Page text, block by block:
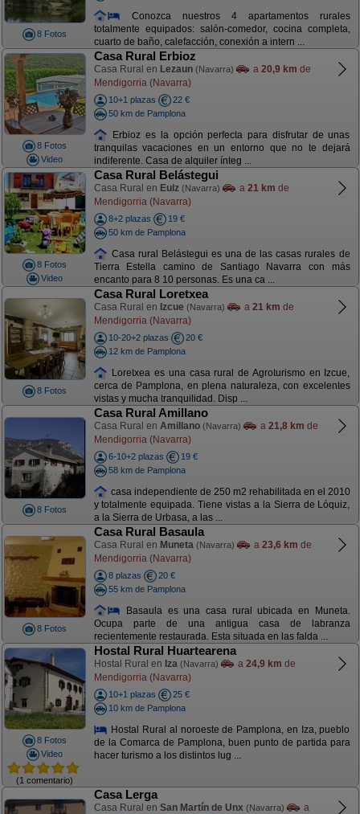
8 Fotos
Conozca nuestros 4 apartamentos rurales
totalmente equipados: salón-comedor, cocina completa,
cuarto de baño, calefacción, conexión a intern ...
8 Fotos
Video
Casa Rural Erbioz
Casa Rural en Lezaun (Navarra) a 20,9 km de
Mendigorria (Navarra)
10+1 plazas
22 €
50 km de Pamplona
Erbioz es la opción perfecta para disfrutar de unas
tranquilas vacaciones en un entorno que no te dejará
indiferente. Casa de alquiler ínteg ...
8 Fotos
Video
Casa Rural Belástegui
Casa Rural en Eulz (Navarra) a 21 km de
Mendigorria (Navarra)
8+2 plazas
19 €
50 km de Pamplona
Casa rural Belástegui es una de las casas rurales de
Tierra Estella camino de Santiago Navarra con más
encanto para 8 10 personas. Es una ca ...
8 Fotos
Casa Rural Loretxea
Casa Rural en Izcue (Navarra) a 21 km de
Mendigorria (Navarra)
10-20+2 plazas
20 €
12 km de Pamplona
Loretxea es una casa rural de Agroturismo en Izcue,
cerca de Pamplona, en plena naturaleza, con excelentes
vistas y mucha tranquilidad. Disp ...
8 Fotos
Casa Rural Amillano
Casa Rural en Amillano (Navarra) a 21,8 km de
Mendigorria (Navarra)
6-10+2 plazas
19 €
58 km de Pamplona
casa independiente de 250 m2 rehabilitada en el 2010
y totalmente equipada. Tiene vistas a la Sierra de Lóquiz,
a la Sierra de Urbasa, a las ...
8 Fotos
Casa Rural Basaula
Casa Rural en Muneta (Navarra) a 23,6 km de
Mendigorria (Navarra)
8 plazas
20 €
55 km de Pamplona
Basaula es una casa rural ubicada en Muneta.
Ocupa parte de una antigua casa de labranza
recientemente restaurada. Esta situada en las falda ...
8 Fotos
Video
(1 comentario)
Hostal Rural Huartearena
Hostal Rural en Iza (Navarra) a 24,9 km de
Mendigorria (Navarra)
10+1 plazas
25 €
10 km de Pamplona
Hostal Rural al noroeste de Pamplona, en Iza, pueblo
de la Comarca de Pamplona, buen punto de partida para
hacer turismo a los distintos lug ...
Casa Lerga
Casa Rural en San Martín de Unx (Navarra)
a